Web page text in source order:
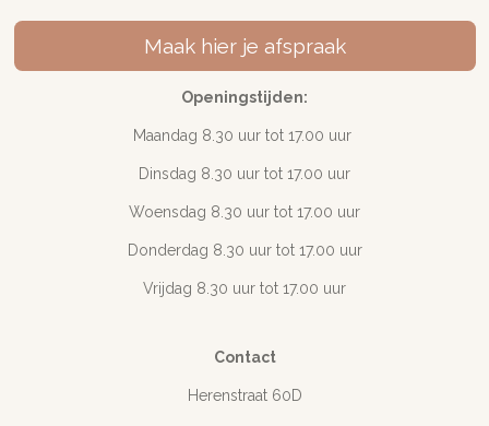
Maak hier je afspraak
Openingstijden:
Maandag 8.30 uur tot 17.00 uur
Dinsdag 8.30 uur tot 17.00 uur
Woensdag 8.30 uur tot 17.00 uur
Donderdag 8.30 uur tot 17.00 uur
Vrijdag 8.30 uur tot 17.00 uur
Contact
Herenstraat 60D